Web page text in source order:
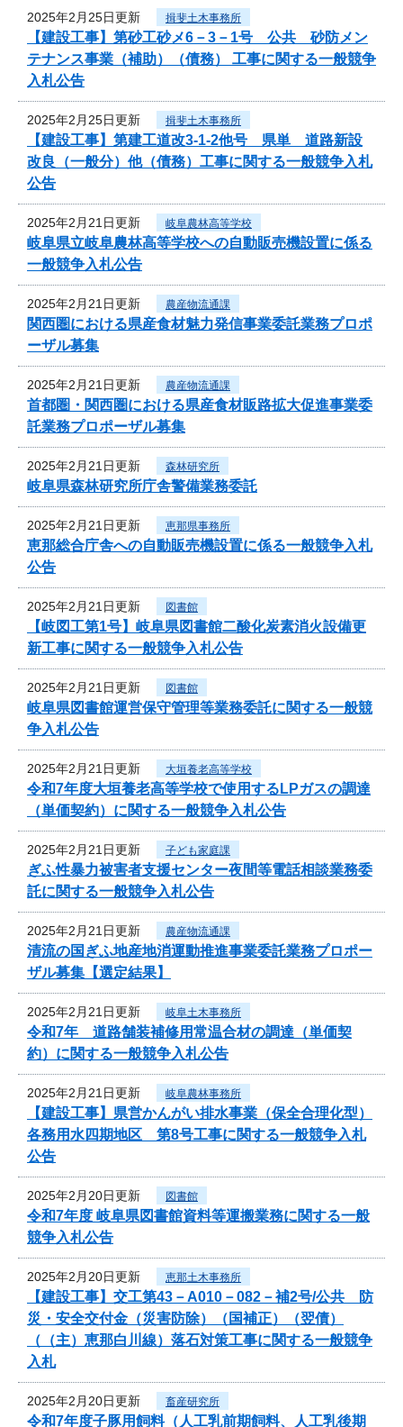
2025年2月25日更新 揖斐土木事務所
【建設工事】第砂工砂メ6－3－1号 公共 砂防メン
テナンス事業（補助）（債務） 工事に関する一般競争
入札公告
2025年2月25日更新 揖斐土木事務所
【建設工事】第建工道改3-1-2他号 県単 道路新設
改良（一般分）他（債務）工事に関する一般競争入札
公告
2025年2月21日更新 岐阜農林高等学校
岐阜県立岐阜農林高等学校への自動販売機設置に係る
一般競争入札公告
2025年2月21日更新 農産物流通課
関西圏における県産食材魅力発信事業委託業務プロポ
ーザル募集
2025年2月21日更新 農産物流通課
首都圏・関西圏における県産食材販路拡大促進事業委
託業務プロポーザル募集
2025年2月21日更新 森林研究所
岐阜県森林研究所庁舎警備業務委託
2025年2月21日更新 恵那県事務所
恵那総合庁舎への自動販売機設置に係る一般競争入札
公告
2025年2月21日更新 図書館
【岐図工第1号】岐阜県図書館二酸化炭素消火設備更
新工事に関する一般競争入札公告
2025年2月21日更新 図書館
岐阜県図書館運営保守管理等業務委託に関する一般競
争入札公告
2025年2月21日更新 大垣養老高等学校
令和7年度大垣養老高等学校で使用するLPガスの調達
（単価契約）に関する一般競争入札公告
2025年2月21日更新 子ども家庭課
ぎふ性暴力被害者支援センター夜間等電話相談業務委
託に関する一般競争入札公告
2025年2月21日更新 農産物流通課
清流の国ぎふ地産地消運動推進事業委託業務プロポー
ザル募集【選定結果】
2025年2月21日更新 岐阜土木事務所
令和7年 道路舗装補修用常温合材の調達（単価契
約）に関する一般競争入札公告
2025年2月21日更新 岐阜農林事務所
【建設工事】県営かんがい排水事業（保全合理化型）
各務用水四期地区 第8号工事に関する一般競争入札
公告
2025年2月20日更新 図書館
令和7年度 岐阜県図書館資料等運搬業務に関する一般
競争入札公告
2025年2月20日更新 恵那土木事務所
【建設工事】交工第43－A010－082－補2号/公共 防
災・安全交付金（災害防除）（国補正）（翌債）
（（主）恵那白川線）落石対策工事に関する一般競争
入札
2025年2月20日更新 畜産研究所
令和7年度子豚用飼料（人工乳前期飼料、人工乳後期